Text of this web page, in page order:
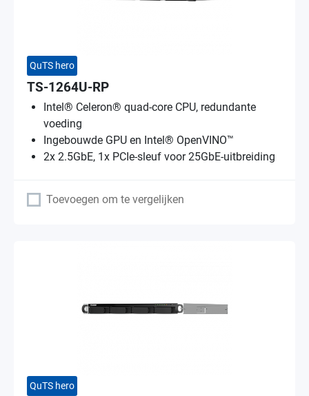
QuTS hero
TS-1264U-RP
Intel® Celeron® quad-core CPU, redundante
voeding
Ingebouwde GPU en Intel® OpenVINO™
2x 2.5GbE, 1x PCIe-sleuf voor 25GbE-uitbreiding
Toevoegen om te vergelijken
QuTS hero